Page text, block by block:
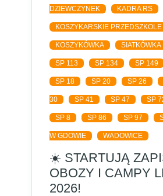
DZIEWCZYNEK KADRA RS
KOSZYKARSKIE PRZEDSZKOLE
KOSZYKÓWKA SIATKÓWKA
SP 113 SP 134 SP 149
SP 18 SP 20 SP 26
30 SP 41 SP 47 SP
SP 8 SP 86 SP 97
W GDOWIE WADOWICE
☀️ STARTUJĄ
OBOZY I CAMPY
2026!